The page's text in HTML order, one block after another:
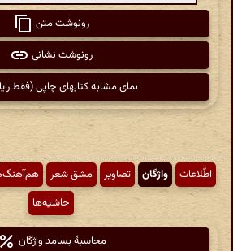
رونوشت متن
رونوشت نشانی
نمای مشابه کتابهای چاپی (فقط
اطّلاعات واژگان تصاویر مشق شعر
حاشیه‌ها
محاسبهٔ بسامد واژگان